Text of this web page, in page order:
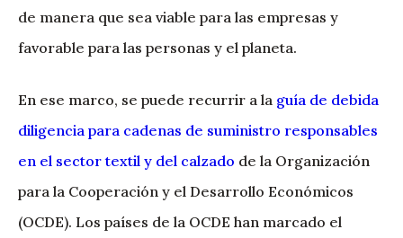
de manera que sea viable para las empresas y
favorable para las personas y el planeta.
En ese marco, se puede recurrir a la guía de debida
diligencia para cadenas de suministro responsables
en el sector textil y del calzado de la Organización
para la Cooperación y el Desarrollo Económicos
(OCDE). Los países de la OCDE han marcado el